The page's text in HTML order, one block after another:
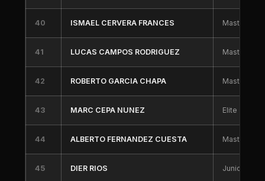
40 ISMAEL CERVERA FRANCES Master 60
41 LUCAS CAMPOS RODRIGUEZ Master 30
42 ROBERTO GARCIA CHAPA Master 30
43 MARC CEPA NUNEZ Elite
44 ALBERTO FERNANDEZ CUESTA Master 30
45 DIER RIOS Junior